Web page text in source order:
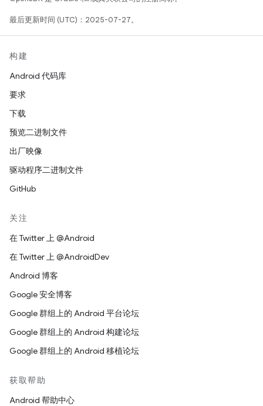
最后更新时间 (UTC)：2025-07-27。
构建
Android 代码库
要求
下载
预览二进制文件
出厂映像
驱动程序二进制文件
GitHub
关注
在 Twitter 上 @Android
在 Twitter 上 @AndroidDev
Android 博客
Google 安全博客
Google 群组上的 Android 平台论坛
Google 群组上的 Android 构建论坛
Google 群组上的 Android 移植论坛
获取帮助
Android 帮助中心